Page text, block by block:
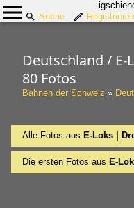
Suche
Registrieren
Deutschland /
80 Fotos
Bahnen der Schweiz »
Alle Fotos aus E-Loks |
Die ersten Fotos aus E-